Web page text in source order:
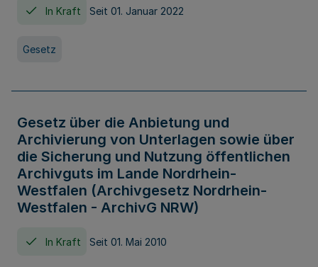
In Kraft Seit 01. Januar 2022
Gesetz
Gesetz über die Anbietung und
Archivierung von Unterlagen sowie über
die Sicherung und Nutzung öffentlichen
Archivguts im Lande Nordrhein-
Westfalen (Archivgesetz Nordrhein-
Westfalen - ArchivG NRW)
In Kraft Seit 01. Mai 2010